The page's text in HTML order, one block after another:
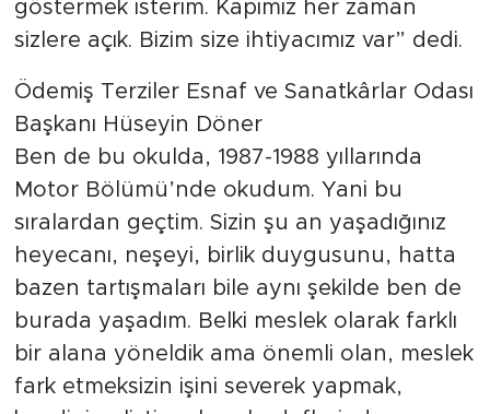
göstermek isterim. Kapımız her zaman
sizlere açık. Bizim size ihtiyacımız var” dedi.
Ödemiş Terziler Esnaf ve Sanatkârlar Odası
Başkanı Hüseyin Döner
Ben de bu okulda, 1987-1988 yıllarında
Motor Bölümü’nde okudum. Yani bu
sıralardan geçtim. Sizin şu an yaşadığınız
heyecanı, neşeyi, birlik duygusunu, hatta
bazen tartışmaları bile aynı şekilde ben de
burada yaşadım. Belki meslek olarak farklı
bir alana yöneldik ama önemli olan, meslek
fark etmeksizin işini severek yapmak,